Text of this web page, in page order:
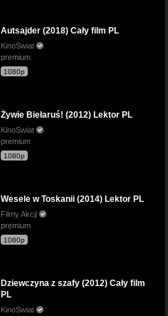
Autsajder (2018) Cały film PL
KinoSwiat
premium
1080p
Żywie Biełaruś! (2012) Lektor PL
KinoSwiat
premium
1080p
Wesele w Toskanii (2014) Lektor PL
Filmy Akcji
premium
1080p
Dziewczyna z szafy (2012) Cały film
PL
KinoSwiat